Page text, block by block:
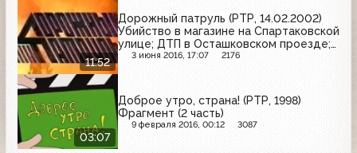
11:52
Дорожный патруль (РТР, 14.02.2002)
Убийство в магазине на Спартаковской
улице; ДТП в Осташковском проезде;
ДТП на Широкой улице
3 июня 2016, 17:07 2176
03:07
Доброе утро, страна! (РТР, 1998)
Фрагмент (2 часть)
9 февраля 2016, 00:12 3087